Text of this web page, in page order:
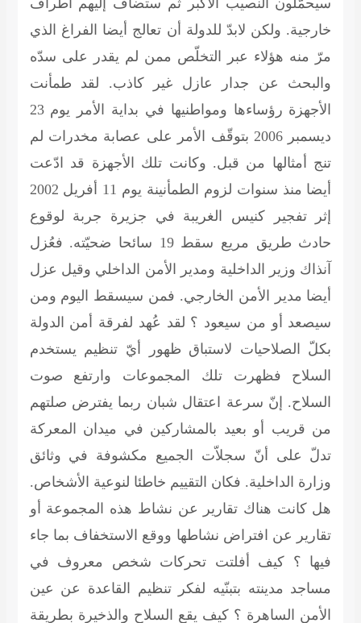
سيحمّلون النصيب الأكبر ثم ستضاف إليهم أطراف
خارجية. ولكن لابدّ للدولة أن تعالج أيضا الفراغ الذي
مرّ منه هؤلاء عبر التخلّص ممن لم يقدر على سدّه
والبحث عن جدار عازل غير كاذب. لقد طمأنت
الأجهزة رؤساءها ومواطنيها في بداية الأمر يوم 23
ديسمبر 2006 بتوقّف الأمر على عصابة مخدرات لم
تنج أمثالها من قبل. وكانت تلك الأجهزة قد ادّعت
أيضا منذ سنوات لزوم الطمأنينة يوم 11 أفريل 2002
إثر تفجير كنيس الغريبة في جزيرة جربة لوقوع
حادث طريق مريع سقط 19 سائحا ضحيّته. فعُزل
آنذاك وزير الداخلية ومدير الأمن الداخلي وقيل عزل
أيضا مدير الأمن الخارجي. فمن سيسقط اليوم ومن
سيصعد أو من سيعود ؟ لقد عُهد لفرقة أمن الدولة
بكلّ الصلاحيات لاستباق ظهور أيّ تنظيم يستخدم
السلاح فظهرت تلك المجموعات وارتفع صوت
السلاح. إنّ سرعة اعتقال شبان ربما يفترض صلتهم
من قريب أو بعيد بالمشاركين في ميدان المعركة
تدلّ على أنّ سجلاّت الجميع مكشوفة في وثائق
وزارة الداخلية. فكان التقييم خاطئا لنوعية الأشخاص.
هل كانت هناك تقارير عن نشاط هذه المجموعة أو
تقارير عن افتراض نشاطها ووقع الاستخفاف بما جاء
فيها ؟ كيف أفلتت تحركات شخص معروف في
مساجد مدينته بتبنّيه لفكر تنظيم القاعدة عن عين
الأمن الساهرة ؟ كيف يقع السلاح والذخيرة بطريقة